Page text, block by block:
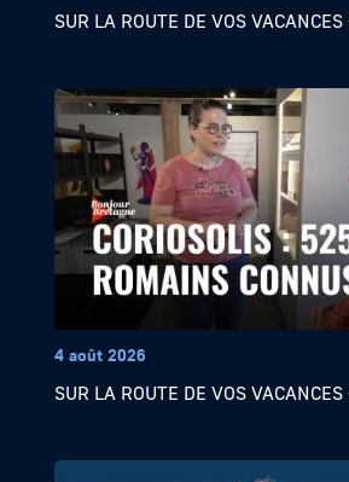
SUR LA ROUTE DE VOS
4 août 2026
SUR LA ROUTE DE VOS